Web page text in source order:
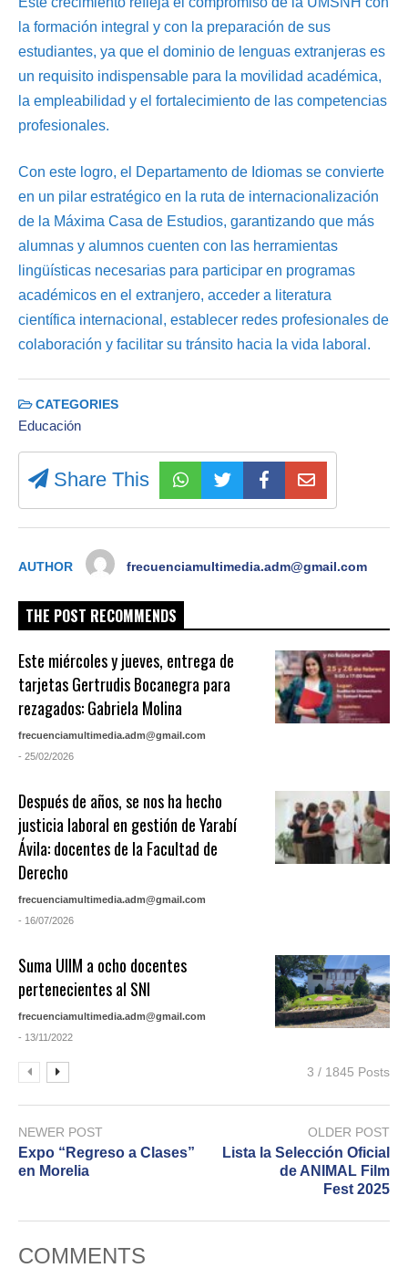
la formación integral y con la preparación de sus
estudiantes, ya que el dominio de lenguas extranjeras es
un requisito indispensable para la movilidad académica,
la empleabilidad y el fortalecimiento de las competencias
profesionales.
Con este logro, el Departamento de Idiomas se convierte
en un pilar estratégico en la ruta de internacionalización
de la Máxima Casa de Estudios, garantizando que más
alumnas y alumnos cuenten con las herramientas
lingüísticas necesarias para participar en programas
académicos en el extranjero, acceder a literatura
científica internacional, establecer redes profesionales de
colaboración y facilitar su tránsito hacia la vida laboral.
CATEGORIES
Educación
Share This
AUTHOR frecuenciamultimedia.adm@gmail.com
THE POST RECOMMENDS
Este miércoles y jueves, entrega de
tarjetas Gertrudis Bocanegra para
rezagados: Gabriela Molina
frecuenciamultimedia.adm@gmail.com
- 25/02/2026
Después de años, se nos ha hecho
justicia laboral en gestión de Yarabí
Ávila: docentes de la Facultad de
Derecho
frecuenciamultimedia.adm@gmail.com
- 16/07/2026
Suma UIIM a ocho docentes
pertenecientes al SNI
frecuenciamultimedia.adm@gmail.com
- 13/11/2022
3 / 1845 Posts
NEWER POST
Expo “Regreso a Clases”
en Morelia
OLDER POST
Lista la Selección Oficial
de ANIMAL Film
Fest 2025
COMMENTS